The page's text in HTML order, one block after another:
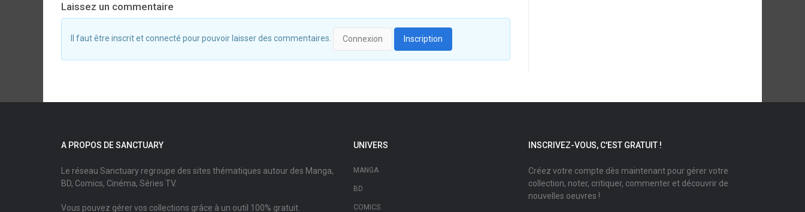
Laissez un commentaire
Il faut être inscrit et connecté pour pouvoir laisser des commentaires. Connexion Inscription
A PROPOS DE SANCTUARY
Le réseau Sanctuary regroupe des sites thématiques autour des Manga,
BD, Comics, Cinéma, Séries TV.
Vous pouvez gérer vos collections grâce à un outil 100% gratuit.
UNIVERS
MANGA
BD
COMICS
INSCRIVEZ-VOUS, C'EST GRATUIT !
Créez votre compte dès maintenant pour gérer votre
collection, noter, critiquer, commenter et découvrir de
nouvelles oeuvres !